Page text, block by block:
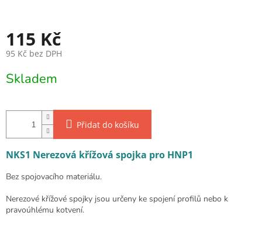
115 Kč
95 Kč bez DPH
Skladem
Přidat do košíku
NKS1 Nerezová křížová spojka pro HNP1
Bez spojovacího materiálu.
Nerezové křížové spojky jsou určeny ke spojení profilů nebo k
pravoúhlému kotvení.